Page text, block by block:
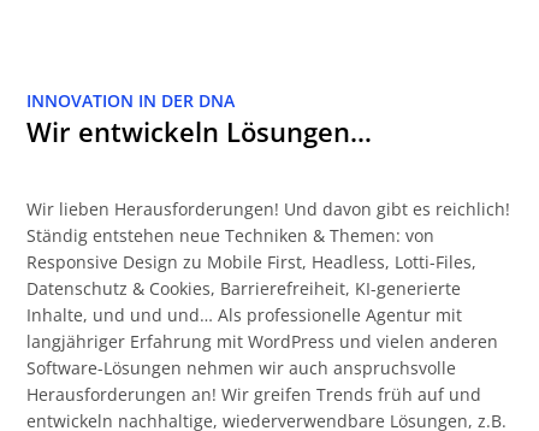
INNOVATION IN DER DNA
Wir entwickeln Lösungen…
Wir lieben Herausforderungen! Und davon gibt es reichlich!
Ständig entstehen neue Techniken & Themen: von
Responsive Design zu Mobile First, Headless, Lotti-Files,
Datenschutz & Cookies, Barrierefreiheit, KI-generierte
Inhalte, und und und… Als professionelle Agentur mit
langjähriger Erfahrung mit WordPress und vielen anderen
Software-Lösungen nehmen wir auch anspruchsvolle
Herausforderungen an! Wir greifen Trends früh auf und
entwickeln nachhaltige, wiederverwendbare Lösungen, z.B.